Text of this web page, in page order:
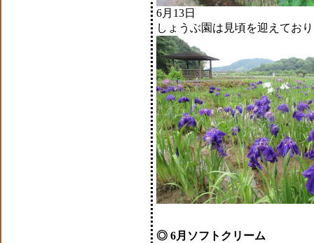
6月13日
しょうぶ園は見頃を迎えてお
◎ 6月ソフトクリーム